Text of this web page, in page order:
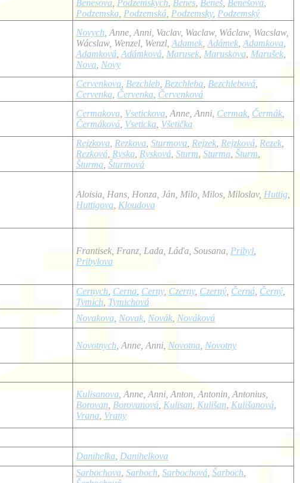
Benesova Podzemskych Benes Beneš, Benešová
Podzemska Podzemská Podzemsky, Podzemský
Novych , Anne, Anni, Vaclav, Waclaw, Wáclaw, Wacslaw,
Wácslaw, Wenzel, Wenzl, Adamek Adámek Adamkova
Adamková Adámková Marusek Maruskova Marušek
Nova Novy
Cervenkova Bezchleb Bezchleba Bezchlebová
Cervenka Červenka Červenková
Cermakova Vsetickova , Anne, Anni, Cermak Čermák
Čermáková Vseticka Všetička
Rejzkova Rezkova Sturmova Rejzek Rejzková Rezek
Rezková Ryska Rysková Sturm Sturma Šturm
Šturma Šturmová
Aloisia, Hans, Honza, Ján, Milo, Milos, Miloslav, Huttig
Huttigova Kloudova
Frantisek, Franz, Lada, Láďa, Sousana, Pribyl
Pribylova
Cernych Cerna Cerny, Czerny, Czerný Černá Černý
Tymich Tymichová
Novakova Novak Novák Nováková
Novotnych , Anne, Anni, Novotna Novotny
Kulisanova , Anne, Anni, Anton, Antonin, Antonius,
Borovan Borovanová Kulisan Kulišan Kulišanová
Vrana Vrany
Danihelka Danihelkova
Sarbochova Sarboch Sarbochová Šarboch